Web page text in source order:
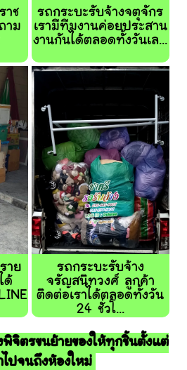
าช
าม
รถกระบะรับจ้างจตุจักร
เรามีทีมงานค่อยประสาน
งานกันได้ตลอดทั้งวันเล...
าย
ด้
รถกระบะรับจ้าง
จรัญสนิทวงศ์ ลูกค้า
ติดต่อเราได้ตลอดทั้งวัน
24 ชั่วโ...
พิจิตรขนย้ายของให้ทุกชิ้นตั้งแต่
ไปจนถึงห้องใหม่